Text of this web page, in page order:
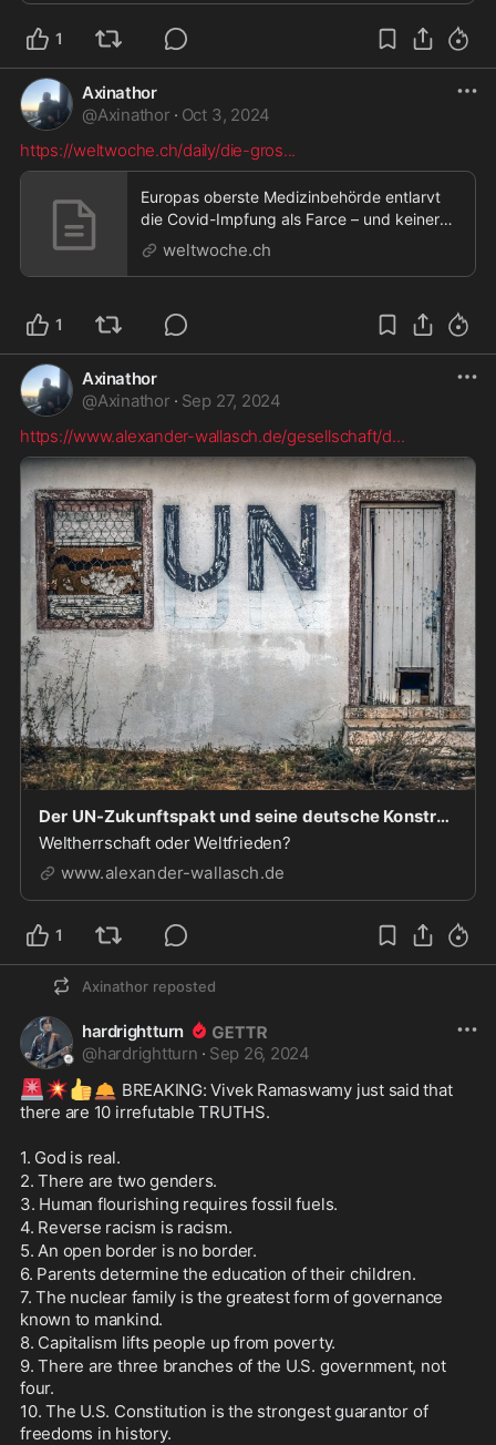
1
Axinathor
@Axinathor · Oct 3, 2024
https://weltwoche.ch/daily/die-gros...
Europas oberste Medizinbehörde entlarvt
die Covid-Impfung als Farce – und keiner
regt sich auf,
weltwoche.ch
1
Axinathor
@Axinathor · Sep 27, 2024
https://www.alexander-wallasch.de/gesellschaft/d...
Der UN-Zukunftspakt und seine deutsche Konstrukteurin
Weltherrschaft oder Weltfrieden?
www.alexander-wallasch.de
1
Axinathor reposted
hardrightturn
@hardrightturn · Sep 26, 2024
🚨💥👍🛎️ BREAKING: Vivek Ramaswamy just said that
there are 10 irrefutable TRUTHS.
1. God is real.
2. There are two genders.
3. Human flourishing requires fossil fuels.
4. Reverse racism is racism.
5. An open border is no border.
6. Parents determine the education of their children.
7. The nuclear family is the greatest form of governance
known to mankind.
8. Capitalism lifts people up from poverty.
9. There are three branches of the U.S. government, not
four.
10. The U.S. Constitution is the strongest guarantor of
freedoms in history.